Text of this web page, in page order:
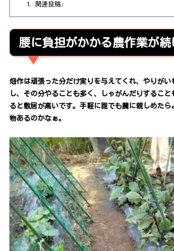
関連投稿:
腰に負担がかかる農作業が
畑作は頑張った分だけ実りを与えてくれ、やりがい
し、その分やることも多く、しゃがんだりすること
ると敷居が高いです。手軽に誰でも農に親しめた
物あるのかなぁ。